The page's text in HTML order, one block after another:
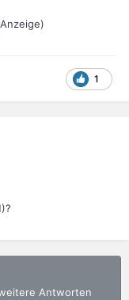
1
Antworten